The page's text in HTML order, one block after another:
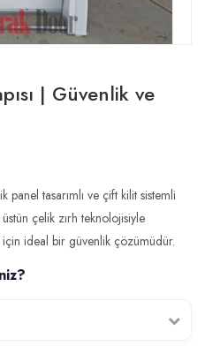
| Güvenlik ve
panel tasarımlı ve çift kilit sistemli
çelik zırh teknolojisiyle
ideal bir güvenlik çözümüdür.